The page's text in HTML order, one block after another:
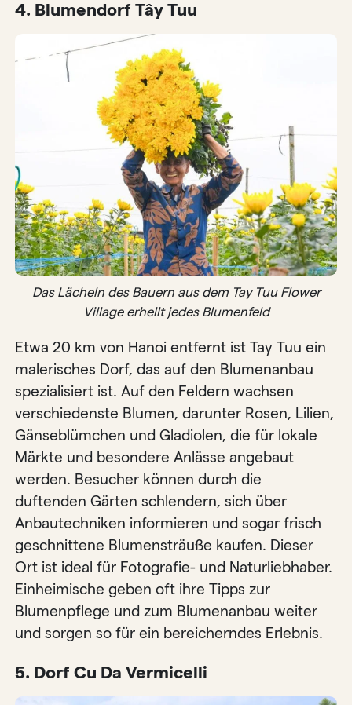
4. Blumendorf Tây Tuu
Das Lächeln des Bauern aus dem Tay Tuu Flower
Village erhellt jedes Blumenfeld
Etwa 20 km von Hanoi entfernt ist Tay Tuu ein
malerisches Dorf, das auf den Blumenanbau
spezialisiert ist. Auf den Feldern wachsen
verschiedenste Blumen, darunter Rosen, Lilien,
Gänseblümchen und Gladiolen, die für lokale
Märkte und besondere Anlässe angebaut
werden. Besucher können durch die
duftenden Gärten schlendern, sich über
Anbautechniken informieren und sogar frisch
geschnittene Blumensträuße kaufen. Dieser
Ort ist ideal für Fotografie- und Naturliebhaber.
Einheimische geben oft ihre Tipps zur
Blumenpflege und zum Blumenanbau weiter
und sorgen so für ein bereicherndes Erlebnis.
5. Dorf Cu Da Vermicelli